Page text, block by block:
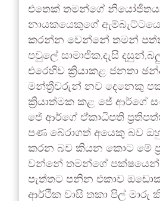
එතෙක් තමන්ගේ
නායකයෙකුගේ
කරන්න වෙන්නේ තමන්
පවුලේ සාමාජික,දැසි
එරෙහිව ක්‍රියාකළ ජනතා
මන්ත්‍රීවරුන් නව දෙනෙකු
ක්‍රියාත්මක කළ ජේ ආර්ගේ
ජේ ආර්ගේ ඒකාධිපති
පණ බේරාගත් අයෙකු බව
කරන බව කියන කොට මේ
වන්නේ තමන්ගේ පක්ෂයෙන්
පැත්තට පනින එකාව
ආර්ථික වාසි තකා පිල්